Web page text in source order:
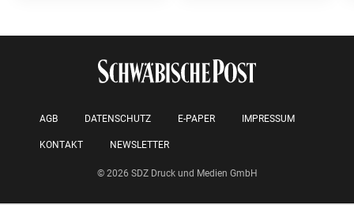
AGB DATENSCHUTZ E-PAPER IMPRESSUM
KONTAKT NEWSLETTER
© 2026 SDZ Druck und Medien GmbH